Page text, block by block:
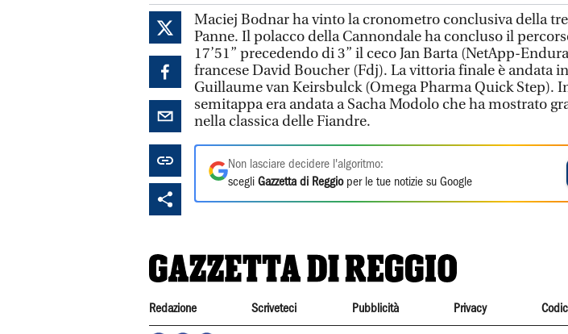
Maciej Bodnar ha vinto la cronometro conclusiva della
Panne. Il polacco della Cannondale ha concluso il
17’51” precedendo di 3” il ceco Jan Barta (NetApp-
francese David Boucher (Fdj). La vittoria finale è andata
Guillaume van Keirsbulck (Omega Pharma Quick Step).
semitappa era andata a Sacha Modolo che ha mostrato
nella classica delle Fiandre.
Non lasciare decidere l'algoritmo:
scegli Gazzetta di Reggioper le tue notizie su Google
Redazione Scriveteci Pubblicità Privacy